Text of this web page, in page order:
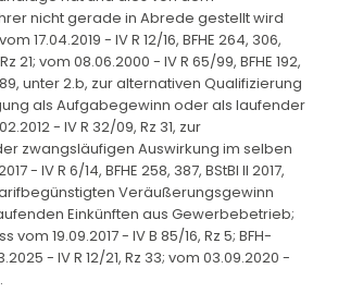
nicht gerade in Abrede gestellt wird
17.04.2019 - IV R 12/16, BFHE 264, 306,
21; vom 08.06.2000 - IV R 65/99, BFHE 192,
89, unter 2.b, zur alternativen Qualifizierung
als Aufgabegewinn oder als laufender
- IV R 32/09, Rz 31, zur
zwangsläufigen Auswirkung im selben
- IV R 6/14, BFHE 258, 387, BStBl II 2017,
tarifbegünstigten Veräußerungsgewinn
Einkünften aus Gewerbebetrieb;
vom 19.09.2017 - IV B 85/16, Rz 5; BFH-
- IV R 12/21, Rz 33; vom 03.09.2020 -